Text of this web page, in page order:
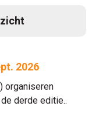
2026
organiseren
derde editie..